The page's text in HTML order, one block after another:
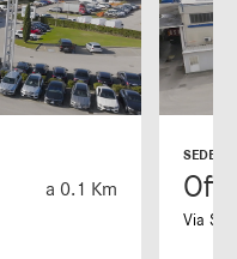
a 0.1 Km
SEDE DI
Via S.